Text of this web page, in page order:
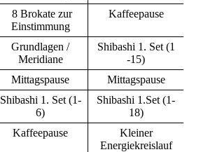
8 Brokate zur
Einstimmung
Kaffeepause
Grundlagen /
Meridiane
Shibashi 1. Set (1
-15)
Mittagspause
Mittagspause
Shibashi 1. Set (1-
6)
Shibashi 1.Set (1-
18)
Kaffeepause
Kleiner
Energiekreislauf